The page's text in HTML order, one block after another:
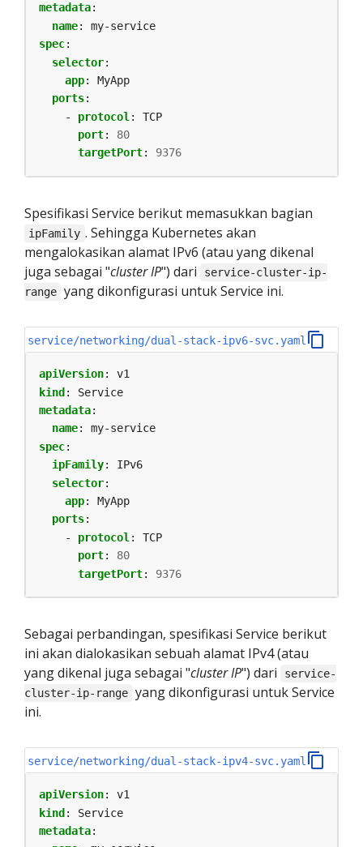
metadata:
name:
my-service
spec:
selector:
app:
MyApp
ports:
- protocol :
TCP
port:
80
targetPort: 9376
Spesifikasi Service berikut memasukkan bagian
ipFamily . Sehingga Kubernetes akan
mengalokasikan alamat IPv6 (atau yang dikenal
juga sebagai "cluster IP") dari
service-cluster-ip-
range yang dikonfigurasi untuk Service ini.
service/networking/dual-stack-ipv6-svc.yaml
apiVersion:
v1
kind :
Service
metadata:
name:
my-service
spec:
ipFamily:
IPv6
selector:
app:
MyApp
ports:
- protocol :
TCP
port:
80
targetPort: 9376
Sebagai perbandingan, spesifikasi Service berikut
ini akan dialokasikan sebuah alamat IPv4 (atau
yang dikenal juga sebagai "cluster IP") dari
service-
cluster-ip-range yang dikonfigurasi untuk Service
ini.
service/networking/dual-stack-ipv4-svc.yaml
apiVersion:
v1
kind :
Service
metadata: